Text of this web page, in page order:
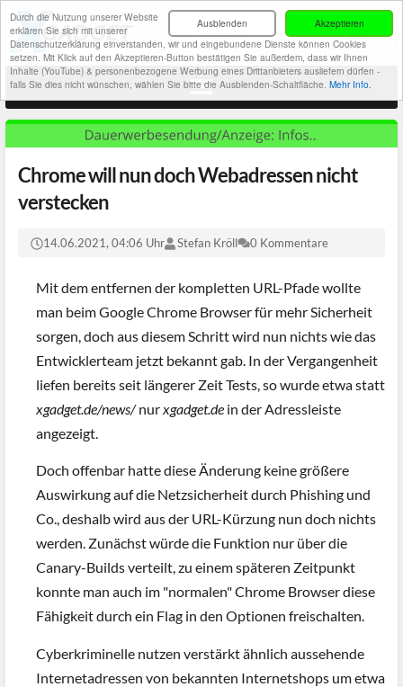
Akzeptieren
Ausblenden
Durch die Nutzung unserer Website
erklären Sie sich mit unserer
Datenschutzerklärung einverstanden, wir und eingebundene Dienste können Cookies
setzen. Mit Klick auf den Akzeptieren-Button bestätigen Sie außerdem, dass wir Ihnen
Inhalte (YouTube) & personenbezogene Werbung eines Drittanbieters ausliefern dürfen -
falls Sie dies nicht wünschen, wählen Sie bitte die Ausblenden-Schaltfläche. Mehr Info.
Chrome will nun doch Webadressen nicht
verstecken
14.06.2021, 04:06 Uhr Stefan Kröll 0 Kommentare
Mit dem entfernen der kompletten URL-Pfade wollte
man beim Google Chrome Browser für mehr Sicherheit
sorgen, doch aus diesem Schritt wird nun nichts wie das
Entwicklerteam jetzt bekannt gab. In der Vergangenheit
liefen bereits seit längerer Zeit Tests, so wurde etwa statt
xgadget.de/news/nurxgadget.de in der Adressleiste
angezeigt.
Doch offenbar hatte diese Änderung keine größere
Auswirkung auf die Netzsicherheit durch Phishing und
Co., deshalb wird aus der URL-Kürzung nun doch nichts
werden. Zunächst würde die Funktion nur über die
Canary-Builds verteilt, zu einem späteren Zeitpunkt
konnte man auch im "normalen" Chrome Browser diese
Fähigkeit durch ein Flag in den Optionen freischalten.
Cyberkriminelle nutzen verstärkt ähnlich aussehende
Internetadressen von bekannten Internetshops um etwa